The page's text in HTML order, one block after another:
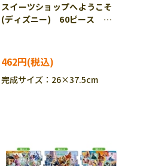
スイーツショップへようこそ
(ディズニー) 60ピース
462円
完成サイズ：26×37.5cm